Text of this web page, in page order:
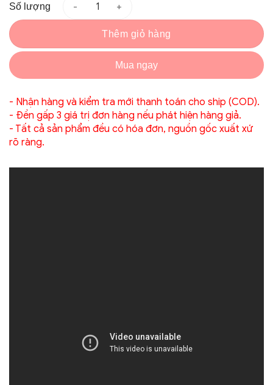
Số lượng
Thêm giỏ hàng
Mua ngay
- Nhận hàng và kiểm tra mới thanh toán cho ship (COD).
- Đền gấp 3 giá trị đơn hàng nếu phát hiện hàng giả.
- Tất cả sản phẩm đều có hóa đơn, nguồn gốc xuất xứ
rõ ràng.